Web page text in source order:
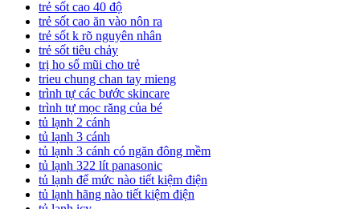
trẻ sốt cao 40 độ
trẻ sốt cao ăn vào nôn ra
trẻ sốt k rõ nguyên nhân
trẻ sốt tiêu chảy
trị ho sổ mũi cho trẻ
trieu chung chan tay mieng
trình tự các bước skincare
trình tự mọc răng của bé
tủ lạnh 2 cánh
tủ lạnh 3 cánh
tủ lạnh 3 cánh có ngăn đông mềm
tủ lạnh 322 lít panasonic
tủ lạnh để mức nào tiết kiệm điện
tủ lạnh hãng nào tiết kiệm điện